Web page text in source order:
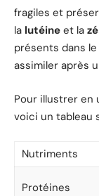
fragiles et
la lutéine et la
présents dans
assimiler après
Pour illustrer en
voici un tableau
Nutriments
Protéines